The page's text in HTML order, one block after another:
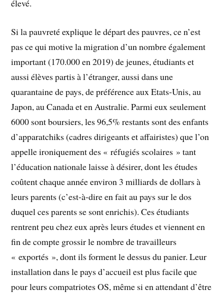
élevé.
Si la pauvreté explique le départ des pauvres, ce n’est
pas ce qui motive la migration d’un nombre également
important (170.000 en 2019) de jeunes, étudiants et
aussi élèves partis à l’étranger, aussi dans une
quarantaine de pays, de préférence aux Etats-Unis, au
Japon, au Canada et en Australie. Parmi eux seulement
6000 sont boursiers, les 96,5% restants sont des enfants
d’apparatchiks (cadres dirigeants et affairistes) que l’on
appelle ironiquement des « réfugiés scolaires » tant
l’éducation nationale laisse à désirer, dont les études
coûtent chaque année environ 3 milliards de dollars à
leurs parents (c’est-à-dire en fait au pays sur le dos
duquel ces parents se sont enrichis). Ces étudiants
rentrent peu chez eux après leurs études et viennent en
fin de compte grossir le nombre de travailleurs
« exportés », dont ils forment le dessus du panier. Leur
installation dans le pays d’accueil est plus facile que
pour leurs compatriotes OS, même si en attendant d’être